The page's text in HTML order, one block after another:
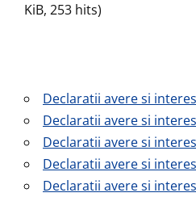
KiB, 253 hits)
Declaratii avere si
Declaratii avere si
Declaratii avere si
Declaratii avere si
Declaratii avere si